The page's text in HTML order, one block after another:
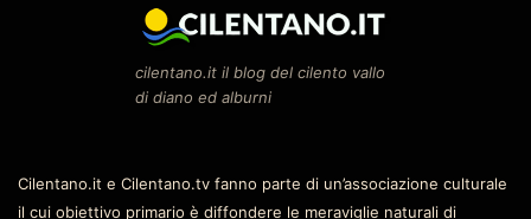
cilentano.it il blog del cilento vallo
di diano ed alburni
Cilentano.it e Cilentano.tv fanno parte di un’associazione culturale
il cui obiettivo primario è diffondere le meraviglie naturali di